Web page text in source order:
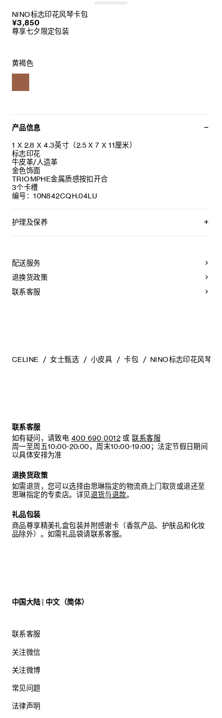
NINO标志印花风琴卡包
¥3,850
尊享七夕限定包装
黄褐色
产品信息
1 X 2.8 X 4.3英寸（2.5 X 7 X 11厘米）
标志印花
牛皮革/人造革
金色饰面
TRIOMPHE金属质感按扣开合
3个卡槽
编号：10N842CQH.04LU
护理及保养
建议您：
- 防止潮湿；避免接触液体、护手霜、洗手液、化妆品及香水。
如果您的手袋不慎接触到水或上述物质，请用干燥且不带绒毛
配送服务
退换货政策
联系客服
CELINE 女士甄选 小皮具 卡包 NINO标志印花风琴卡
联系客服
如有疑问，请致电 400 690 0012 或 联系客服
周一至周五10:00-20:00，周末10:00-19:00；法定节假日期间
以具体安排为准
退换货政策
如需退货，您可以选择由思琳指定的物流商上门取货或退还至
思琳指定的专卖店。详见退货与退款。
礼品包装
商品尊享精美礼盒包装并附感谢卡（香氛产品、护肤品和化妆
品除外）。如需礼品袋请联系客服。
中国大陆 | 中文（简体）
联系客服
关注微信
关注微博
常见问题
法律声明